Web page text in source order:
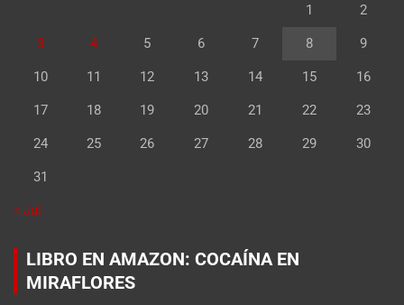
1 2
3 4 5 6 7 8 9
10 11 12 13 14 15 16
17 18 19 20 21 22 23
24 25 26 27 28 29 30
31
« Jul
LIBRO EN AMAZON: COCAÍNA EN
MIRAFLORES